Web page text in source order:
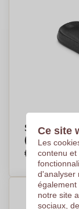
Sandales
(Taille : 38-
€8,80 Par
Ce site
Les
contenu et
d'analyser
également
notre site
sociaux,